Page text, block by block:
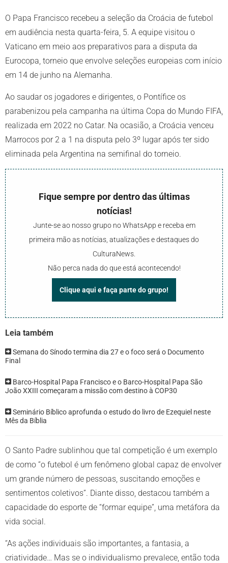
O Papa Francisco recebeu a seleção da Croácia de futebol
em audiência nesta quarta-feira, 5. A equipe visitou o
Vaticano em meio aos preparativos para a disputa da
Eurocopa, torneio que envolve seleções europeias com início
em 14 de junho na Alemanha.
Ao saudar os jogadores e dirigentes, o Pontífice os
parabenizou pela campanha na última Copa do Mundo FIFA,
realizada em 2022 no Catar. Na ocasião, a Croácia venceu
Marrocos por 2 a 1 na disputa pelo 3º lugar após ter sido
eliminada pela Argentina na semifinal do torneio.
Fique sempre por dentro das últimas
notícias!
Junte-se ao nosso grupo no WhatsApp e receba em
primeira mão as notícias, atualizações e destaques do
CulturaNews.
Não perca nada do que está acontecendo!
Clique aqui e faça parte do grupo!
Leia também
Semana do Sínodo termina dia 27 e o foco será o Documento
Final
Barco-Hospital Papa Francisco e o Barco-Hospital Papa São
João XXIII começaram a missão com destino à COP30
Seminário Bíblico aprofunda o estudo do livro de Ezequiel neste
Mês da Bíblia
O Santo Padre sublinhou que tal competição é um exemplo
de como “o futebol é um fenômeno global capaz de envolver
um grande número de pessoas, suscitando emoções e
sentimentos coletivos”. Diante disso, destacou também a
capacidade do esporte de “formar equipe”, uma metáfora da
vida social.
“As ações individuais são importantes, a fantasia, a
criatividade… Mas se o individualismo prevalece, então toda